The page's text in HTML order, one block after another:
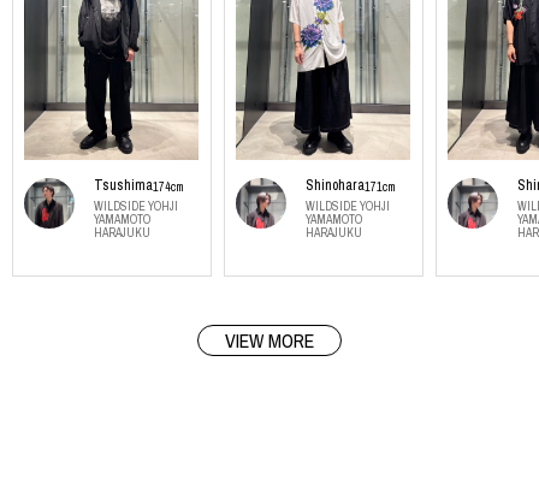
Tsushima174cm
WILDSIDE YOHJI
YAMAMOTO
HARAJUKU
Shinohara171cm
WILDSIDE YOHJI
YAMAMOTO
HARAJUKU
VIEW MORE